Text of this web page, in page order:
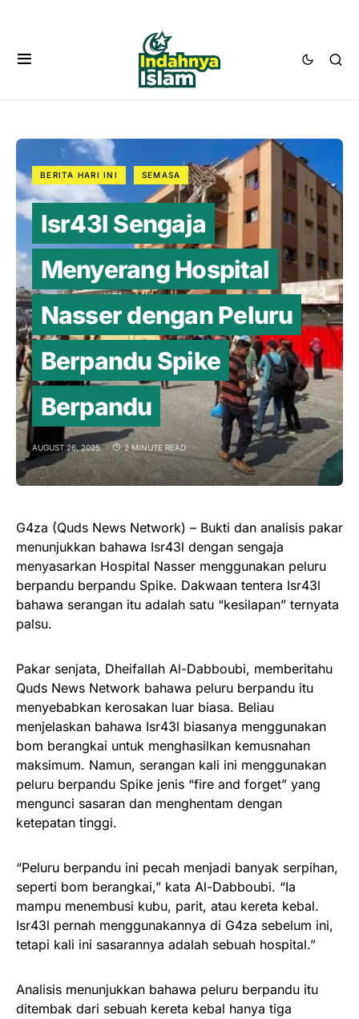
BERITA HARI INI SEMASA
Isr43l Sengaja
Menyerang Hospital
Nasser dengan Peluru
Berpandu Spike
Berpandu
AUGUST 26, 2025 2 MINUTE READ
G4za (Quds News Network) – Bukti dan analisis pakar
menunjukkan bahawa Isr43l dengan sengaja
menyasarkan Hospital Nasser menggunakan peluru
berpandu berpandu Spike. Dakwaan tentera Isr43l
bahawa serangan itu adalah satu “kesilapan” ternyata
palsu.
Pakar senjata, Dheifallah Al-Dabboubi, memberitahu
Quds News Network bahawa peluru berpandu itu
menyebabkan kerosakan luar biasa. Beliau
menjelaskan bahawa Isr43l biasanya menggunakan
bom berangkai untuk menghasilkan kemusnahan
maksimum. Namun, serangan kali ini menggunakan
peluru berpandu Spike jenis “fire and forget” yang
mengunci sasaran dan menghentam dengan
ketepatan tinggi.
“Peluru berpandu ini pecah menjadi banyak serpihan,
seperti bom berangkai,” kata Al-Dabboubi. “Ia
mampu menembusi kubu, parit, atau kereta kebal.
Isr43l pernah menggunakannya di G4za sebelum ini,
tetapi kali ini sasarannya adalah sebuah hospital.”
Analisis menunjukkan bahawa peluru berpandu itu
ditembak dari sebuah kereta kebal hanya tiga